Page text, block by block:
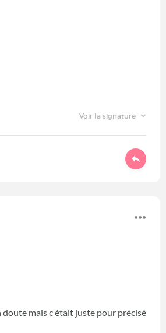
Voir la signature
doute mais c était juste pour précisé